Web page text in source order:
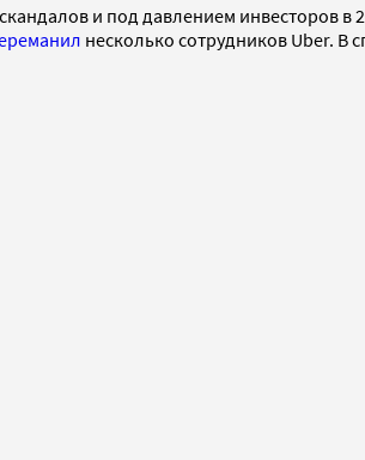
и под давлением инвесторов в
несколько сотрудников Uber. В